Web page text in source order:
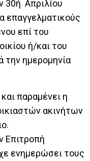
30ή Απριλίου
επαγγελματικούς
επί του
ή/και του
την ημερομηνία
παραμένει η
ακινήτων
Επιτροπή
ενημερώσει τους